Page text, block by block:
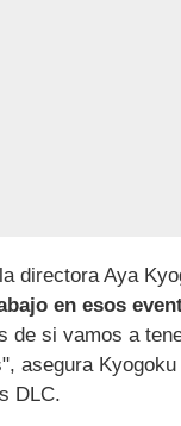
directora Aya
en esos
de si vamos a
asegura
DLC.